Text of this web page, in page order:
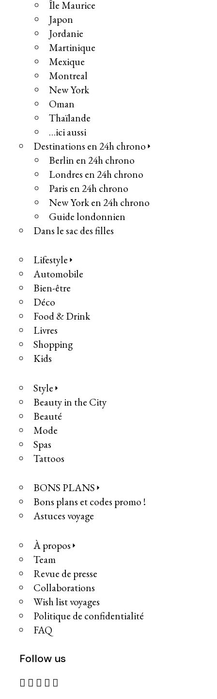
Île Maurice
Japon
Jordanie
Martinique
Mexique
Montreal
New York
Oman
Thaïlande
…ici aussi
Destinations en 24h chrono
Berlin en 24h chrono
Londres en 24h chrono
Paris en 24h chrono
New York en 24h chrono
Guide londonnien
Dans le sac des filles
Lifestyle
Automobile
Bien-être
Déco
Food & Drink
Livres
Shopping
Kids
Style
Beauty in the City
Beauté
Mode
Spas
Tattoos
BONS PLANS
Bons plans et codes promo !
Astuces voyage
À propos
Team
Revue de presse
Collaborations
Wish list voyages
Politique de confidentialité
FAQ
Follow us